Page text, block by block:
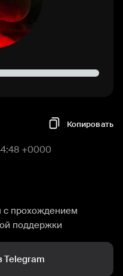
Копировать
+0000
с прохождением
поддержки
Telegram